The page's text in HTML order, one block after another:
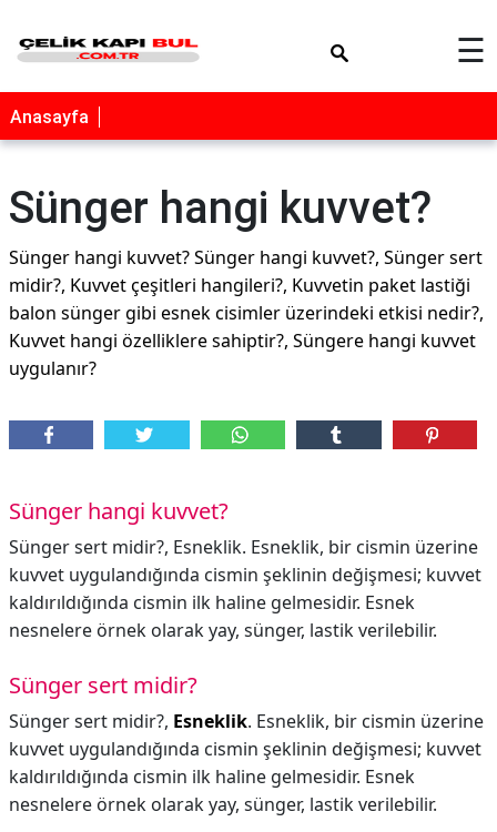
☰
Anasayfa
Sünger hangi kuvvet?
Sünger hangi kuvvet? Sünger hangi kuvvet?, Sünger sert
midir?, Kuvvet çeşitleri hangileri?, Kuvvetin paket lastiği
balon sünger gibi esnek cisimler üzerindeki etkisi nedir?,
Kuvvet hangi özelliklere sahiptir?, Süngere hangi kuvvet
uygulanır?
Sünger hangi kuvvet?
Sünger sert midir?, Esneklik. Esneklik, bir cismin üzerine
kuvvet uygulandığında cismin şeklinin değişmesi; kuvvet
kaldırıldığında cismin ilk haline gelmesidir. Esnek
nesnelere örnek olarak yay, sünger, lastik verilebilir.
Sünger sert midir?
Sünger sert midir?, Esneklik. Esneklik, bir cismin üzerine
kuvvet uygulandığında cismin şeklinin değişmesi; kuvvet
kaldırıldığında cismin ilk haline gelmesidir. Esnek
nesnelere örnek olarak yay, sünger, lastik verilebilir.